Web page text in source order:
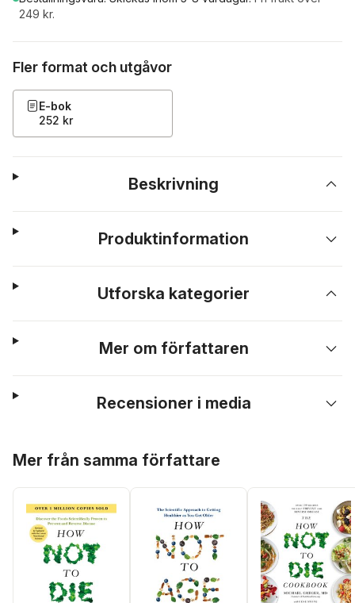
249 kr.
Fler format och utgåvor
E-bok
252 kr
Beskrivning
Produktinformation
Utforska kategorier
Mer om författaren
Recensioner i media
Mer från samma författare